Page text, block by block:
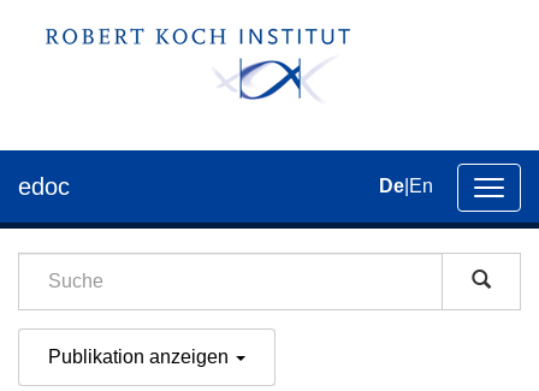
der
edoc De En
Publikation anzeigen